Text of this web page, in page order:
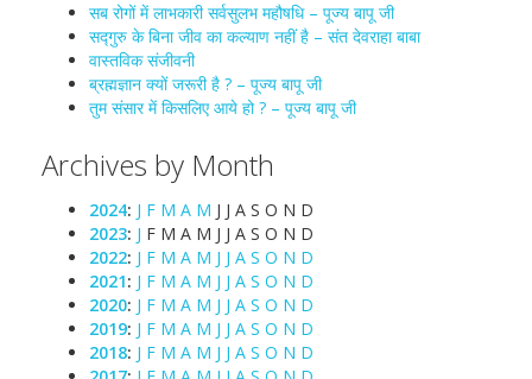
सब रोगों में लाभकारी सर्वसुलभ महौषधि – पूज्य बापू जी
सद्गुरु के बिना जीव का कल्याण नहीं है – संत देवराहा बाबा
वास्तविक संजीवनी
ब्रह्मज्ञान क्यों जरूरी है ? – पूज्य बापू जी
तुम संसार में किसलिए आये हो ? – पूज्य बापू जी
Archives by Month
2024: J F M A M J J A S O N D
2023: J F M A M J J A S O N D
2022: J F M A M J J A S O N D
2021: J F M A M J J A S O N D
2020: J F M A M J J A S O N D
2019: J F M A M J J A S O N D
2018: J F M A M J J A S O N D